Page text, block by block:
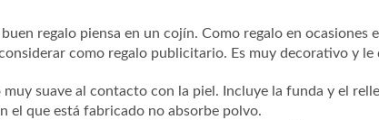
regalo piensa en un cojín. Como regalo en
como regalo publicitario. Es muy decorativo y
muy suave al contacto con la piel. Incluye la funda y el
el que está fabricado no absorbe polvo.